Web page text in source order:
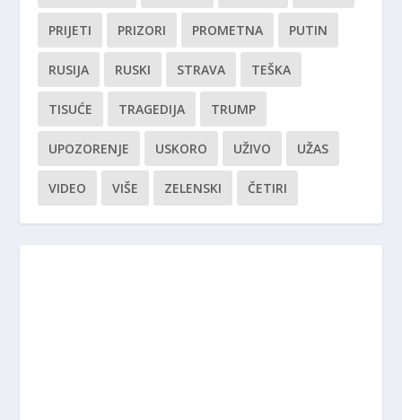
PRIJETI PRIZORI PROMETNA PUTIN
RUSIJA RUSKI STRAVA TEŠKA
TISUĆE TRAGEDIJA TRUMP
UPOZORENJE USKORO UŽIVO UŽAS
VIDEO VIŠE ZELENSKI ČETIRI